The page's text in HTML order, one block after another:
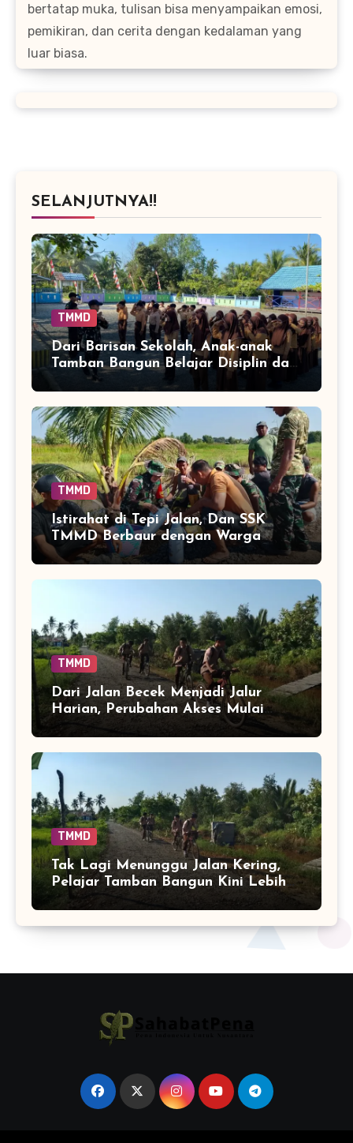
bertatap muka, tulisan bisa menyampaikan emosi,
pemikiran, dan cerita dengan kedalaman yang
luar biasa.
SELANJUTNYA!!
TMMD
Dari Barisan Sekolah, Anak-anak
Tamban Bangun Belajar Disiplin dan
Percaya Diri
TMMD
Istirahat di Tepi Jalan, Dan SSK
TMMD Berbaur dengan Warga
Tamban Bangun
TMMD
Dari Jalan Becek Menjadi Jalur
Harian, Perubahan Akses Mulai
Dirasakan Anak-Anak Tamban
Bangun
TMMD
Tak Lagi Menunggu Jalan Kering,
Pelajar Tamban Bangun Kini Lebih
Nyaman Bersepeda ke Sekolah